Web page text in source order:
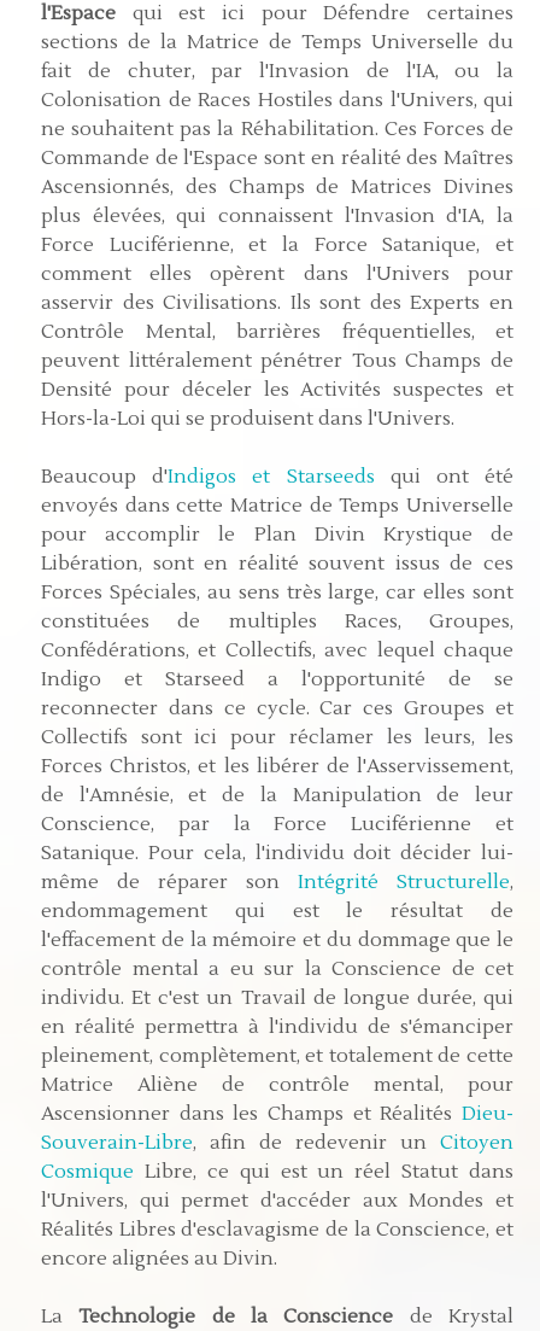
l'Espace qui est ici pour Défendre certaines
sections de la Matrice de Temps Universelle du
fait de chuter, par l'Invasion de l'IA, ou la
Colonisation de Races Hostiles dans l'Univers, qui
ne souhaitent pas la Réhabilitation. Ces Forces de
Commande de l'Espace sont en réalité des Maîtres
Ascensionnés, des Champs de Matrices Divines
plus élevées, qui connaissent l'Invasion d'IA, la
Force Luciférienne, et la Force Satanique, et
comment elles opèrent dans l'Univers pour
asservir des Civilisations. Ils sont des Experts en
Contrôle Mental, barrières fréquentielles, et
peuvent littéralement pénétrer Tous Champs de
Densité pour déceler les Activités suspectes et
Hors-la-Loi qui se produisent dans l'Univers.
Beaucoup d'Indigos et Starseeds qui ont été
envoyés dans cette Matrice de Temps Universelle
pour accomplir le Plan Divin Krystique de
Libération, sont en réalité souvent issus de ces
Forces Spéciales, au sens très large, car elles sont
constituées de multiples Races, Groupes,
Confédérations, et Collectifs, avec lequel chaque
Indigo et Starseed a l'opportunité de se
reconnecter dans ce cycle. Car ces Groupes et
Collectifs sont ici pour réclamer les leurs, les
Forces Christos, et les libérer de l'Asservissement,
de l'Amnésie, et de la Manipulation de leur
Conscience, par la Force Luciférienne et
Satanique. Pour cela, l'individu doit décider lui-
même de réparer son Intégrité Structurelle,
endommagement qui est le résultat de
l'effacement de la mémoire et du dommage que le
contrôle mental a eu sur la Conscience de cet
individu. Et c'est un Travail de longue durée, qui
en réalité permettra à l'individu de s'émanciper
pleinement, complètement, et totalement de cette
Matrice Aliène de contrôle mental, pour
Ascensionner dans les Champs et Réalités Dieu-
Souverain-Libre, afin de redevenir un Citoyen
Cosmique Libre, ce qui est un réel Statut dans
l'Univers, qui permet d'accéder aux Mondes et
Réalités Libres d'esclavagisme de la Conscience, et
encore alignées au Divin.
LaTechnologie de la Conscience de Krystal